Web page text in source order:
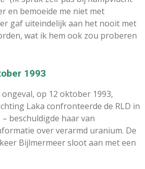
en bemoeide me niet met
gaf uiteindelijk aan het nooit met
wat ik hem ook zou proberen
1993
op 12 oktober 1993,
Laka confronteerde de RLD in
beschuldigde haar van
over verarmd uranium. De
Bijlmermeer sloot aan met een